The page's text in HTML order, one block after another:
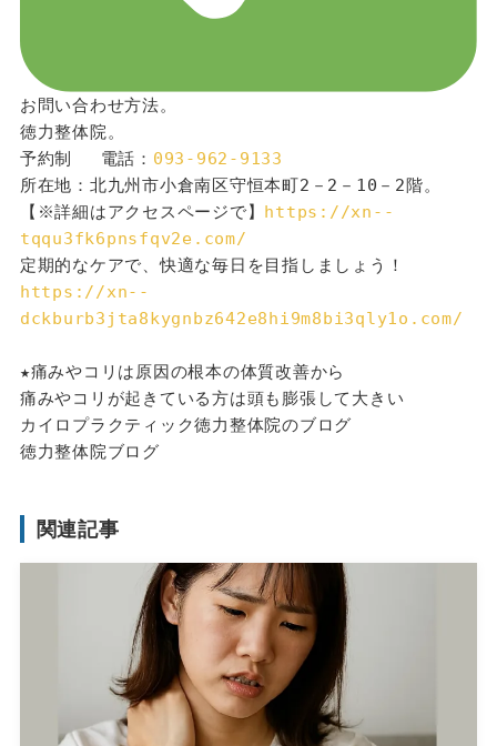
お問い合わせ方法。
徳力整体院。
予約制 　電話： 093-962-9133
所在地：北九州市小倉南区守恒本町2－2－10－2階。
【※詳細はアクセスページで】 https://xn--
tqqu3fk6pnsfqv2e.com/
定期的なケアで、快適な毎日を目指しましょう！
https://xn--
dckburb3jta8kygnbz642e8hi9m8bi3qly1o.com/
★痛みやコリは原因の根本の体質改善から
痛みやコリが起きている方は頭も膨張して大きい
カイロプラクティック徳力整体院のブログ
徳力整体院ブログ
関連記事